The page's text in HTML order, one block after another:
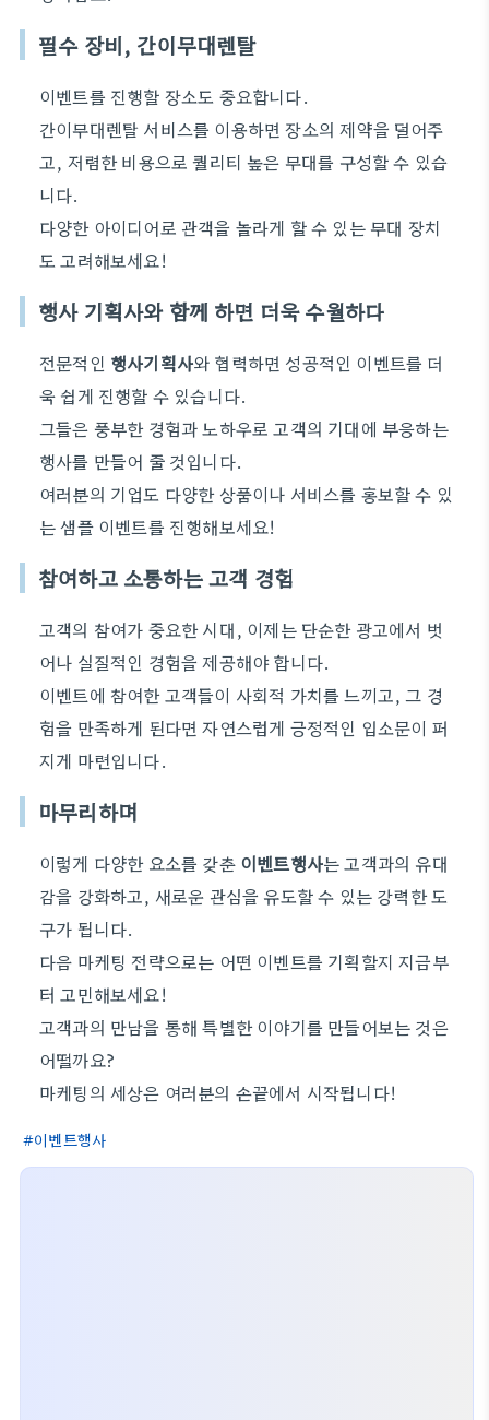
필수 장비, 간이무대렌탈
이벤트를 진행할 장소도 중요합니다.
간이무대렌탈 서비스를 이용하면 장소의 제약을 덜어주
고, 저렴한 비용으로 퀄리티 높은 무대를 구성할 수 있습
니다.
다양한 아이디어로 관객을 놀라게 할 수 있는 무대 장치
도 고려해보세요!
행사 기획사와 함께 하면 더욱 수월하다
전문적인 행사기획사와 협력하면 성공적인 이벤트를 더
욱 쉽게 진행할 수 있습니다.
그들은 풍부한 경험과 노하우로 고객의 기대에 부응하는
행사를 만들어 줄 것입니다.
여러분의 기업도 다양한 상품이나 서비스를 홍보할 수 있
는 샘플 이벤트를 진행해보세요!
참여하고 소통하는 고객 경험
고객의 참여가 중요한 시대, 이제는 단순한 광고에서 벗
어나 실질적인 경험을 제공해야 합니다.
이벤트에 참여한 고객들이 사회적 가치를 느끼고, 그 경
험을 만족하게 된다면 자연스럽게 긍정적인 입소문이 퍼
지게 마련입니다.
마무리하며
이렇게 다양한 요소를 갖춘 이벤트행사는 고객과의 유대
감을 강화하고, 새로운 관심을 유도할 수 있는 강력한 도
구가 됩니다.
다음 마케팅 전략으로는 어떤 이벤트를 기획할지 지금부
터 고민해보세요!
고객과의 만남을 통해 특별한 이야기를 만들어보는 것은
어떨까요?
마케팅의 세상은 여러분의 손끝에서 시작됩니다!
이벤트행사